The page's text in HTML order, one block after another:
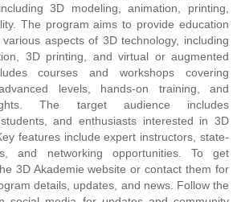
3D modeling, animation, printing,
The program aims to provide education
aspects of 3D technology, including
3D printing, and virtual or augmented
courses and workshops covering
levels, hands-on training, and
The target audience includes
and enthusiasts interested in 3D
features include expert instructors, state-
and networking opportunities. To get
3D Akademie website or contact them for
details, updates, and news. Follow the